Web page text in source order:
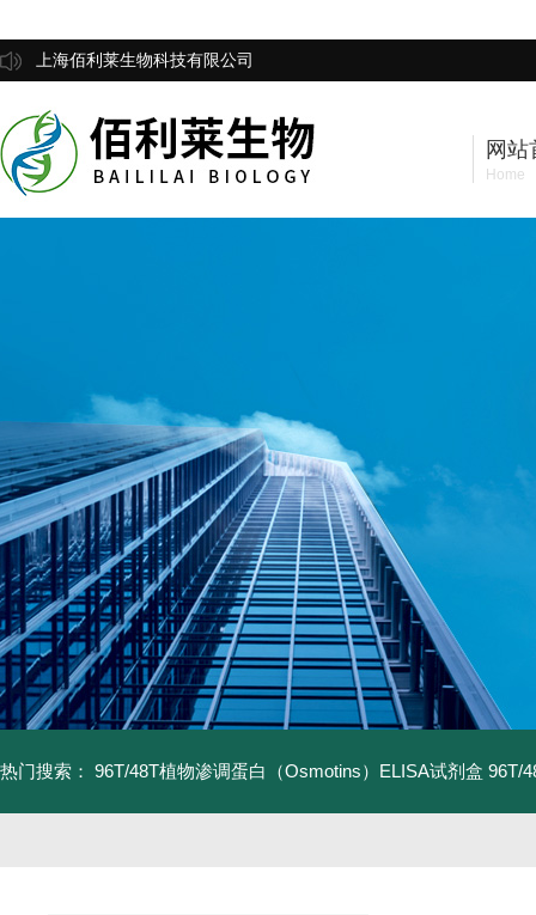
上海佰利莱生物科技有限公司
网站
Home
热门搜索： 96T/48T植物渗调蛋白（Osmotins）ELISA试剂盒 96T/